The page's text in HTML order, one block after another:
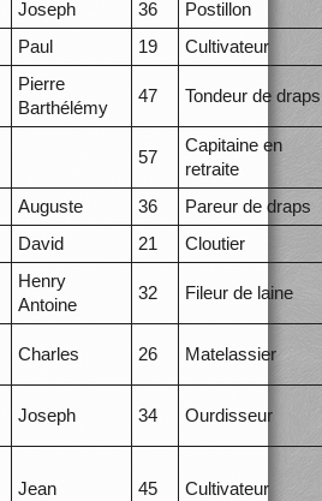
Joseph 36
Postillon
Paul 19 Cultivateur
Pierre
Barthélémy
47 Tondeur de draps
57
Capitaine en
retraite
Auguste 36
Pareur de draps
David 21 Cloutier
Henry
Antoine
32 Fileur de laine
Charles 26 Matelassier
Joseph 34 Ourdisseur
Jean 45 Cultivateur